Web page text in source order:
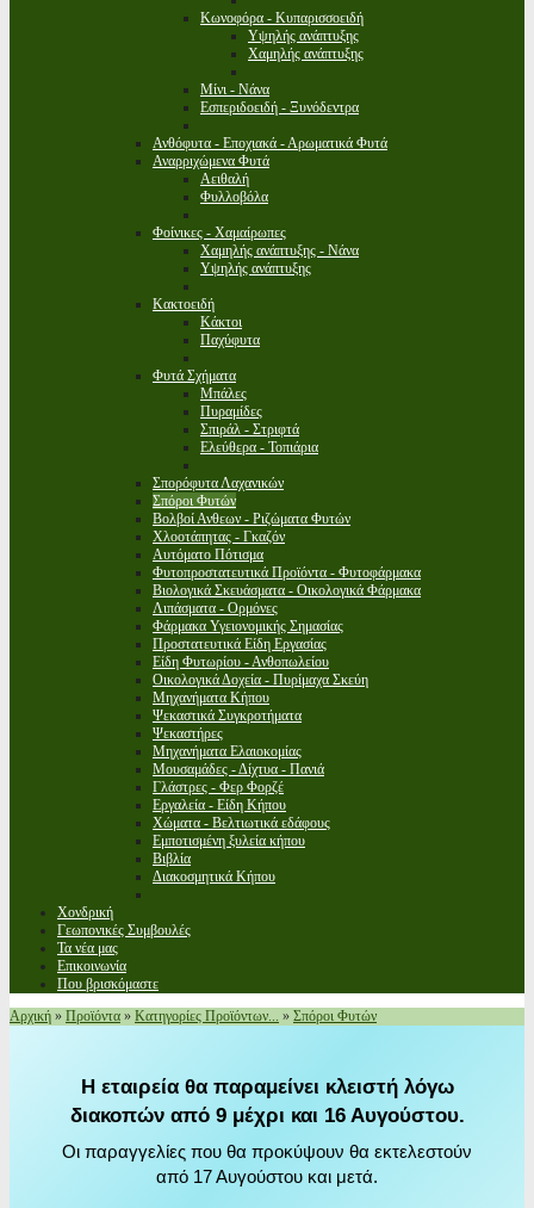
Κωνοφόρα - Κυπαρισσοειδή
Υψηλής ανάπτυξης
Χαμηλής ανάπτυξης
Μίνι - Νάνα
Εσπεριδοειδή - Ξυνόδεντρα
Ανθόφυτα - Εποχιακά - Αρωματικά Φυτά
Αναρριχώμενα Φυτά
Αειθαλή
Φυλλοβόλα
Φοίνικες - Χαμαίρωπες
Χαμηλής ανάπτυξης - Νάνα
Υψηλής ανάπτυξης
Κακτοειδή
Κάκτοι
Παχύφυτα
Φυτά Σχήματα
Μπάλες
Πυραμίδες
Σπιράλ - Στριφτά
Ελεύθερα - Τοπιάρια
Σπορόφυτα Λαχανικών
Σπόροι Φυτών
Βολβοί Ανθεων - Ριζώματα Φυτών
Χλοοτάπητας - Γκαζόν
Αυτόματο Πότισμα
Φυτοπροστατευτικά Προϊόντα - Φυτοφάρμακα
Βιολογικά Σκευάσματα - Οικολογικά Φάρμακα
Λιπάσματα - Ορμόνες
Φάρμακα Υγειονομικής Σημασίας
Προστατευτικά Είδη Εργασίας
Είδη Φυτωρίου - Ανθοπωλείου
Οικολογικά Δοχεία - Πυρίμαχα Σκεύη
Μηχανήματα Κήπου
Ψεκαστικά Συγκροτήματα
Ψεκαστήρες
Μηχανήματα Ελαιοκομίας
Μουσαμάδες - Δίχτυα - Πανιά
Γλάστρες - Φερ Φορζέ
Εργαλεία - Είδη Κήπου
Χώματα - Βελτιωτικά εδάφους
Εμποτισμένη ξυλεία κήπου
Βιβλία
Διακοσμητικά Κήπου
Χονδρική
Γεωπονικές Συμβουλές
Τα νέα μας
Επικοινωνία
Που βρισκόμαστε
Αρχική » Προϊόντα » Κατηγορίες Προϊόντων... » Σπόροι Φυτών
Η εταιρεία θα παραμείνει κλειστή λόγω
διακοπών από 9 μέχρι και 16 Αυγούστου.
Οι παραγγελίες που θα προκύψουν θα εκτελεστούν
από 17 Αυγούστου και μετά.